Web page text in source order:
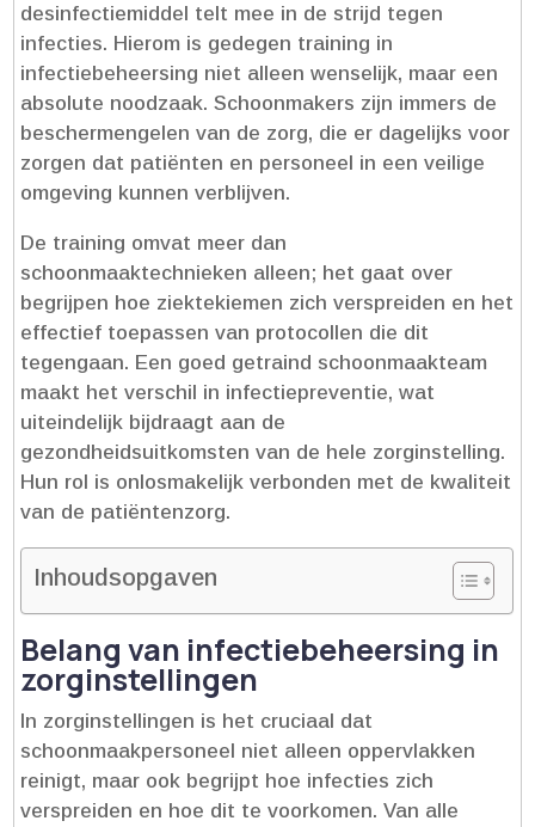
desinfectiemiddel telt mee in de strijd tegen
infecties.​ Hierom is gedegen training in
infectiebeheersing niet alleen wenselijk, maar een
absolute noodzaak.​ Schoonmakers zijn immers de
beschermengelen van de zorg, die er dagelijks voor
zorgen dat patiënten en personeel in een veilige
omgeving kunnen verblijven.​
De training omvat meer dan
schoonmaaktechnieken alleen; het gaat over
begrijpen hoe ziektekiemen zich verspreiden en het
effectief toepassen van protocollen die dit
tegengaan.​ Een goed getraind schoonmaakteam
maakt het verschil in infectiepreventie, wat
uiteindelijk bijdraagt aan de
gezondheidsuitkomsten van de hele zorginstelling.​
Hun rol is onlosmakelijk verbonden met de kwaliteit
van de patiëntenzorg.​
Inhoudsopgaven
Belang van infectiebeheersing in
zorginstellingen
In zorginstellingen is het cruciaal dat
schoonmaakpersoneel niet alleen oppervlakken
reinigt, maar ook begrijpt hoe infecties zich
verspreiden en hoe dit te voorkomen.​ Van alle